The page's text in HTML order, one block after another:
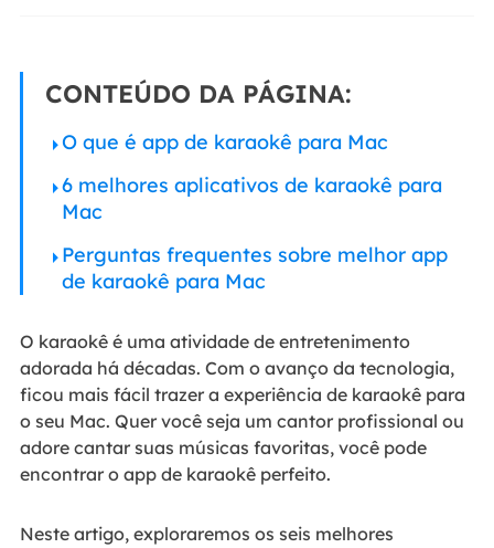
CONTEÚDO DA PÁGINA:
O que é app de karaokê para Mac
6 melhores aplicativos de karaokê para
Mac
Perguntas frequentes sobre melhor app
de karaokê para Mac
O karaokê é uma atividade de entretenimento
adorada há décadas. Com o avanço da tecnologia,
ficou mais fácil trazer a experiência de karaokê para
o seu Mac. Quer você seja um cantor profissional ou
adore cantar suas músicas favoritas, você pode
encontrar o app de karaokê perfeito.
Neste artigo, exploraremos os seis melhores